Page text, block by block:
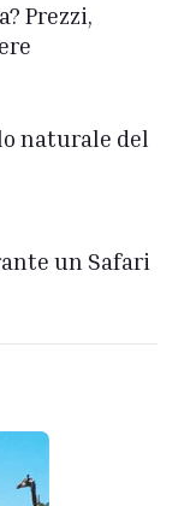
Prezzi,
naturale del
un Safari